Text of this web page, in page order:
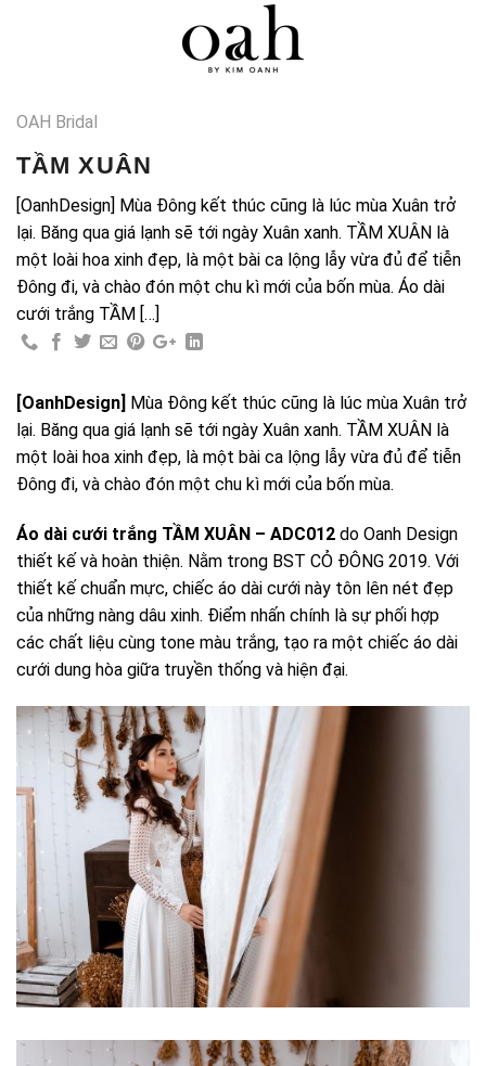
OAH Bridal
TẦM XUÂN
[OanhDesign] Mùa Đông kết thúc cũng là lúc mùa Xuân trở
lại. Băng qua giá lạnh sẽ tới ngày Xuân xanh. TẦM XUÂN là
một loài hoa xinh đẹp, là một bài ca lộng lẫy vừa đủ để tiễn
Đông đi, và chào đón một chu kì mới của bốn mùa. Áo dài
cưới trắng TẦM […]
[OanhDesign] Mùa Đông kết thúc cũng là lúc mùa Xuân trở
lại. Băng qua giá lạnh sẽ tới ngày Xuân xanh. TẦM XUÂN là
một loài hoa xinh đẹp, là một bài ca lộng lẫy vừa đủ để tiễn
Đông đi, và chào đón một chu kì mới của bốn mùa.
Áo dài cưới trắng TẦM XUÂN – ADC012 do Oanh Design
thiết kế và hoàn thiện. Nằm trong BST CỎ ĐÔNG 2019. Với
thiết kế chuẩn mực, chiếc áo dài cưới này tôn lên nét đẹp
của những nàng dâu xinh. Điểm nhấn chính là sự phối hợp
các chất liệu cùng tone màu trắng, tạo ra một chiếc áo dài
cưới dung hòa giữa truyền thống và hiện đại.